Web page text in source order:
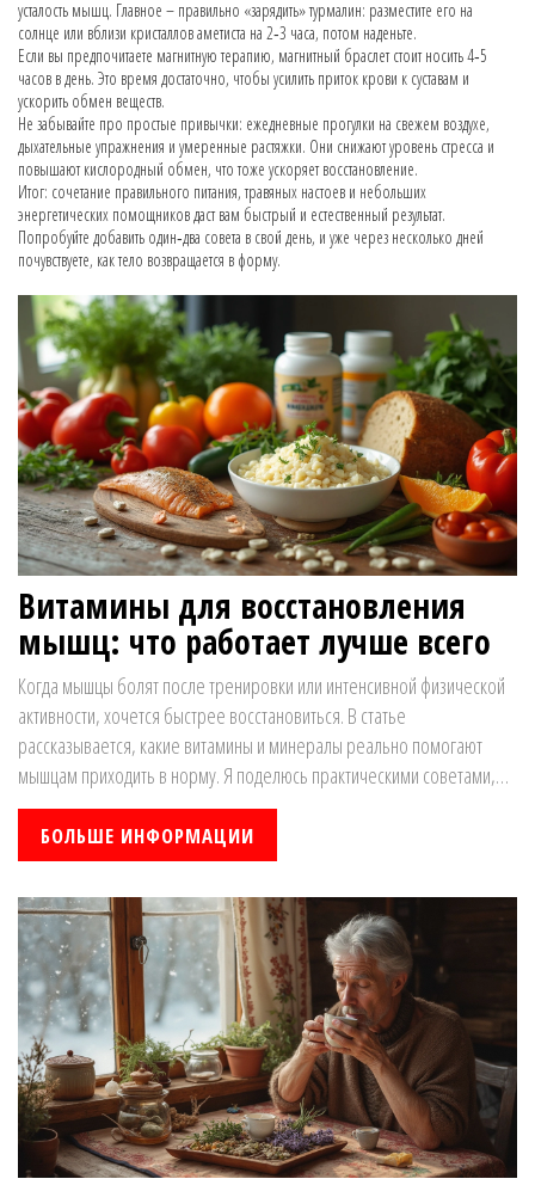
усталость мышц. Главное – правильно «зарядить» турмалин: разместите его на
солнце или вблизи кристаллов аметиста на 2‑3 часа, потом наденьте.
Если вы предпочитаете магнитную терапию, магнитный браслет стоит носить 4‑5
часов в день. Это время достаточно, чтобы усилить приток крови к суставам и
ускорить обмен веществ.
Не забывайте про простые привычки: ежедневные прогулки на свежем воздухе,
дыхательные упражнения и умеренные растяжки. Они снижают уровень стресса и
повышают кислородный обмен, что тоже ускоряет восстановление.
Итог: сочетание правильного питания, травяных настоев и небольших
энергетических помощников даст вам быстрый и естественный результат.
Попробуйте добавить один‑два совета в свой день, и уже через несколько дней
почувствуете, как тело возвращается в форму.
Витамины для восстановления
мышц: что работает лучше всего
Когда мышцы болят после тренировки или интенсивной физической
активности, хочется быстрее восстановиться. В статье
рассказывается, какие витамины и минералы реально помогают
мышцам приходить в норму. Я поделюсь практическими советами,
как улучшить питание для поддержки мышц, и разберу мифы о
популярных добавках. Будет понятно, что действительно работает, а
на что тратить деньги не стоит. Читайте, если устали от постоянной
крепатуры и хотите быстрее возвращаться к активной жизни.
БОЛЬШЕ ИНФОРМАЦИИ